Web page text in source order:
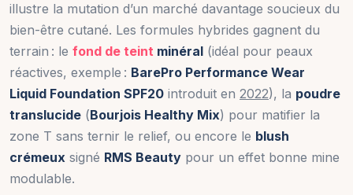
illustre la mutation d’un marché davantage soucieux du
bien-être cutané. Les formules hybrides gagnent du
terrain : le fond de teint minéral (idéal pour peaux
réactives, exemple : BarePro Performance Wear
Liquid Foundation SPF20 introduit en 2022), la poudre
translucide (Bourjois Healthy Mix) pour matifier la
zone T sans ternir le relief, ou encore le blush
crémeux signé RMS Beauty pour un effet bonne mine
modulable.